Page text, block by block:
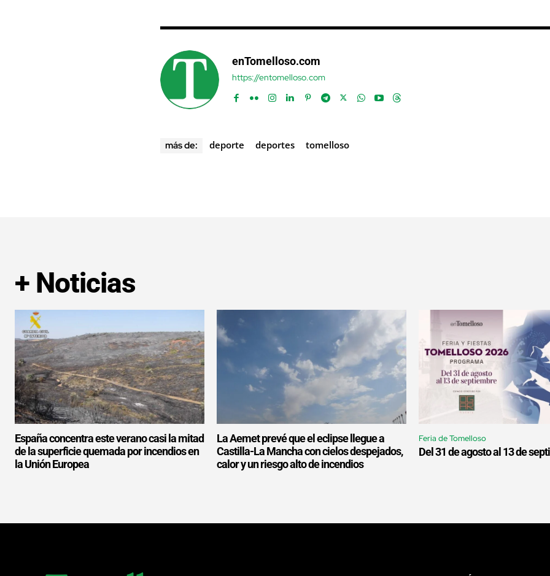
enTomelloso.com
https://entomelloso.com
más de: deporte deportes tomelloso
+ Noticias
España concentra este verano casi la mitad
de la superficie quemada por incendios en
la Unión Europea
La Aemet prevé que el eclipse llegue a
Castilla-La Mancha con cielos despejados,
calor y un riesgo alto de incendios
Feria de Tomelloso
Del 31 de agosto al 13 de